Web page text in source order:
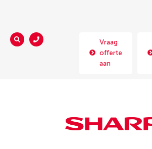
Zoeken...
Vraag
offerte
aan